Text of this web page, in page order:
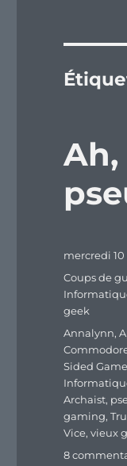
Publié
mercredi 10
Catégories
Coups de
geek
Étiquettes
Annalynn,
Sided
Archaist,
gaming,
Vice,vieux
8